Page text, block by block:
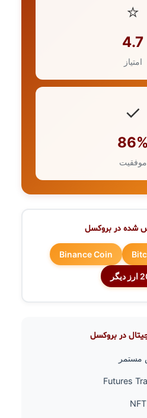
⭐
4.7
امتیاز
✓
86%
موفقیت
Binance Coin
در بروکسل